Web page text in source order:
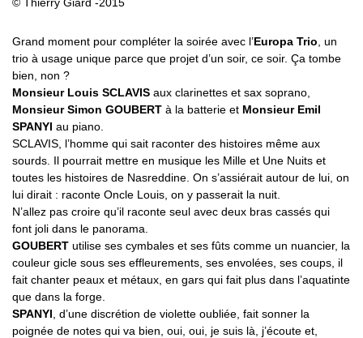
© Thierry Giard -2015
Grand moment pour compléter la soirée avec l’Europa Trio , un
trio à usage unique parce que projet d’un soir, ce soir. Ça tombe
bien, non ?
Monsieur Louis SCLAVIS aux clarinettes et sax soprano,
Monsieur Simon GOUBERT à la batterie et Monsieur Emil
SPANYI au piano.
SCLAVIS, l’homme qui sait raconter des histoires même aux
sourds. Il pourrait mettre en musique les Mille et Une Nuits et
toutes les histoires de Nasreddine. On s’assiérait autour de lui, on
lui dirait : raconte Oncle Louis, on y passerait la nuit.
N’allez pas croire qu’il raconte seul avec deux bras cassés qui
font joli dans le panorama.
GOUBERT utilise ses cymbales et ses fûts comme un nuancier, la
couleur gicle sous ses effleurements, ses envolées, ses coups, il
fait chanter peaux et métaux, en gars qui fait plus dans l’aquatinte
que dans la forge.
SPANYI , d’une discrétion de violette oubliée, fait sonner la
poignée de notes qui va bien, oui, oui, je suis là, j’écoute et,